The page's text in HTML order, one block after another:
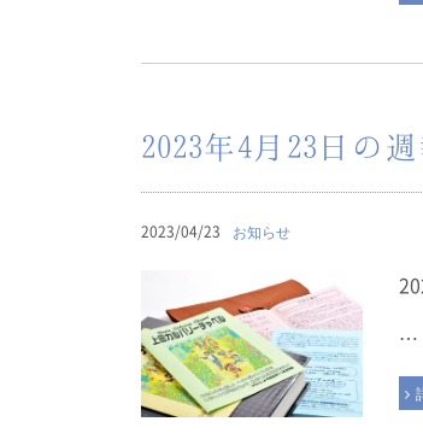
2023年4月23日の
2023/04/23 お知らせ
…